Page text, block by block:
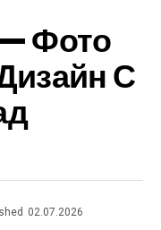
Фото
С
02.07.2026